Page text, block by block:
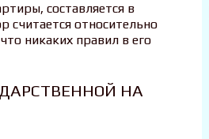
составляется в
считается относительно
никаких правил в его
НА